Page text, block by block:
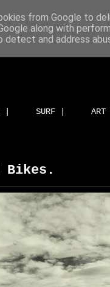
| SURF |
from Google to
along with
detect and address